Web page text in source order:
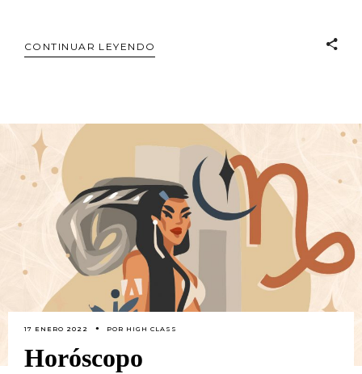
CONTINUAR LEYENDO
17 ENERO 2022 POR HIGH CLASS
Horóscopo